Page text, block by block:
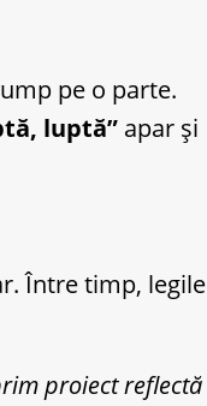
pe o parte.
luptă” apar și
Între timp, legile
proiect reflectă